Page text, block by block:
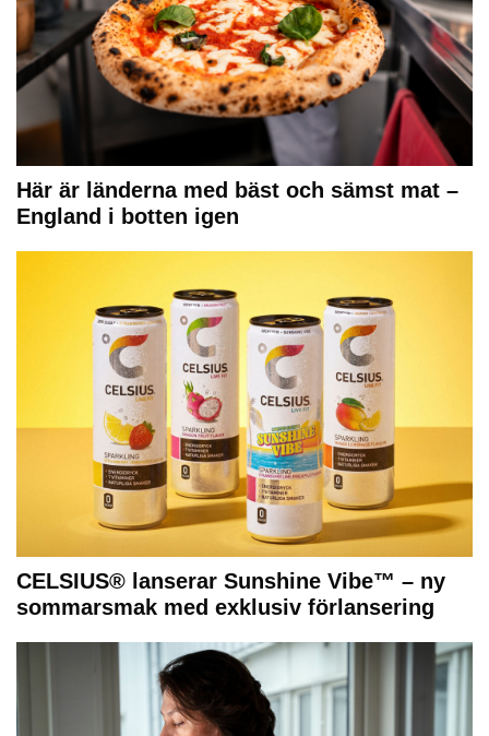
Här är länderna med bäst och sämst mat –
England i botten igen
CELSIUS® lanserar Sunshine Vibe™ – ny
sommarsmak med exklusiv förlansering